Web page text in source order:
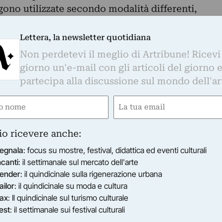
utilizzate secondo modalità differenti,
libere e autonome.
padre del fotogiornalismo moderno Robert
grazie all’utilizzo della tecnologia
fatti e avvenimenti su scala mondiale, la
di riflessione sullo statuto e sulla
narrano la guerra. Attraverso il lavoro di
culturale e geografica, Afterimage
che va dagli anni Cinquanta ai giorni
internazionali come Cindy Sherman,
Hito Steyerl, Massimo Grimaldi e dei più
Husni-Bey, Leone Contini, Camilla De
tra video, fotografie e installazioni e
essere definita una vera e propria rivoluzione
Lettera, la newsletter quotidiana
Non perdetevi il meglio di Artribune!
giorno un'e-mail con gli articoli del giorno
partecipa alla discussione sul mondo
Email
ricevere anche:
: focus su mostre, festival, didattica ed eventi culturali
: il settimanale sul mercato dell'arte
: il quindicinale sulla rigenerazione urbana
: il quindicinale su moda e cultura
: Il quindicinale sul turismo culturale
: il settimanale sui festival culturali